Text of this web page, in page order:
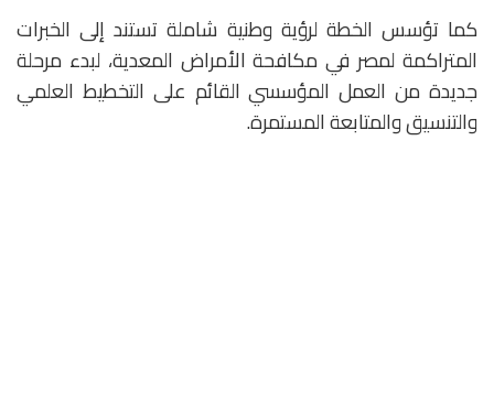
كما تؤسس الخطة لرؤية وطنية شاملة تستند إلى الخبرات
المتراكمة لمصر في مكافحة الأمراض المعدية، لبدء مرحلة
جديدة من العمل المؤسسي القائم على التخطيط العلمي
والتنسيق والمتابعة المستمرة.